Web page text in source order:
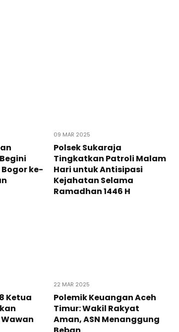
ke-
09 MAR 2025
Polsek Sukaraja
Tingkatkan Patroli Malam
Hari untuk Antisipasi
Kejahatan Selama
Ramadhan 1446 H
Ketua
22 MAR 2025
Polemik Keuangan Aceh
Timur: Wakil Rakyat
Aman, ASN Menanggung